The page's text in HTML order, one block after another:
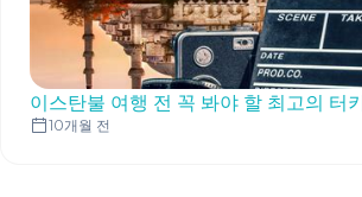
이스탄불 여행 전 꼭 봐야 할 최고의 터
10개월 전